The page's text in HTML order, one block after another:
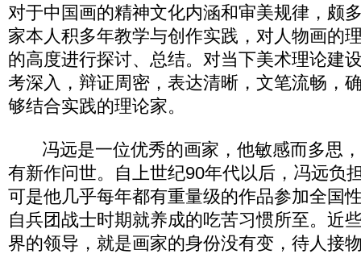
对于中国画的精神文化内涵和审美规律，颇
家本人积多年教学与创作实践，对人物画的
的高度进行探讨、总结。对当下美术理论建
考深入，辩证周密，表达清晰，文笔流畅，
够结合实践的理论家。
冯远是一位优秀的画家，他敏感而多思，
有新作问世。自上世纪90年代以后，冯远负
可是他几乎每年都有重量级的作品参加全国
自兵团战士时期就养成的吃苦习惯所至。近
界的领导，就是画家的身份没有变，待人接